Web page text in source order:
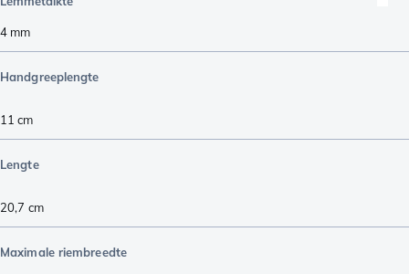
4 mm
Handgreeplengte
11 cm
Lengte
20,7 cm
Maximale riembreedte